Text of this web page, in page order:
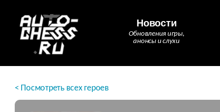
Новости
Обновления игры,
анонсы и слухи
< Посмотреть всех героев